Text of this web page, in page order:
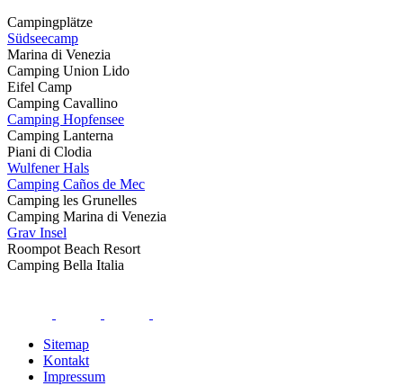
Campingplätze
Südseecamp
Marina di Venezia
Camping Union Lido
Eifel Camp
Camping Cavallino
Camping Hopfensee
Camping Lanterna
Piani di Clodia
Wulfener Hals
Camping Caños de Mec
Camping les Grunelles
Camping Marina di Venezia
Grav Insel
Roompot Beach Resort
Camping Bella Italia
Sitemap
Kontakt
Impressum